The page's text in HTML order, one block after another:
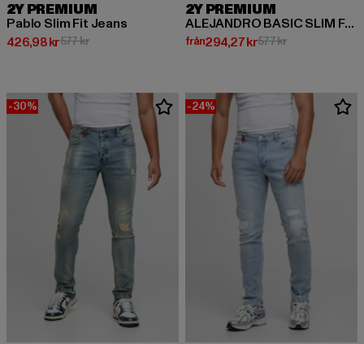
2Y PREMIUM
Pablo Slim Fit Jeans
426,98 kr
Nuvarande pris: 426,98 kr
577 krKampanjpris: 577 kr
2Y PREMIUM
ALEJANDRO BASIC SLIM FIT JEANS
från294,27 kr
Nuvarande pris: Från 294,27 kr
577 krKampanjpris:
-30% -24%